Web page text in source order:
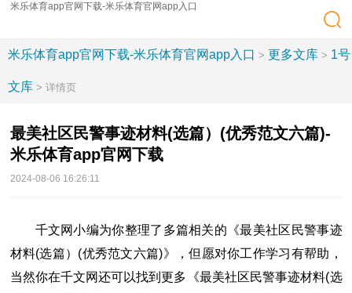
米乐体育app官网下载-米乐体育官网app入口
米乐体育app官网下载-米乐体育官网app入口 > 更多文库 > 1号
文库 > 详情页
最美社区民警事迹材料(选篇）(优秀范文六篇)-
米乐体育app官网下载
2024-08-06 16:26:11
千文网小编为你整理了多篇相关的《最美社区民警事迹
材料(选篇）(优秀范文六篇)》，但愿对你工作学习有帮助，
当然你在千文网还可以找到更多《最美社区民警事迹材料(选